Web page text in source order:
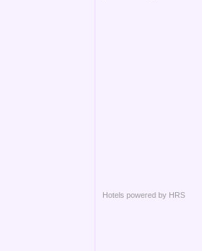
Hotels powered by HRS